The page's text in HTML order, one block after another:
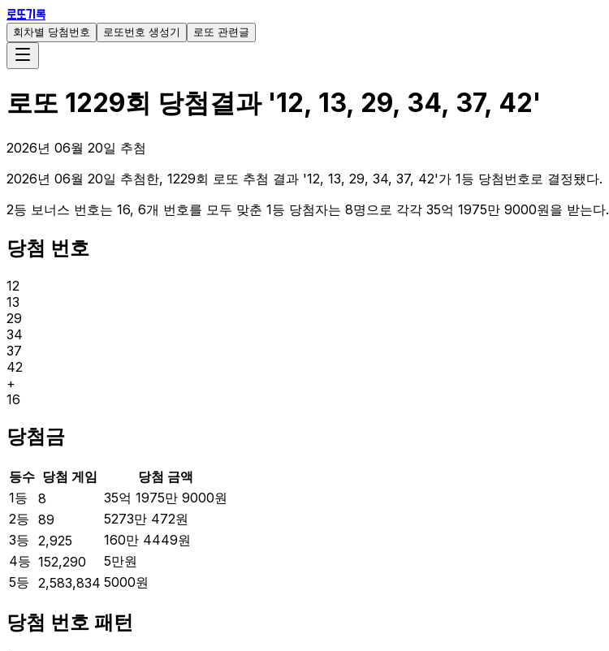
로또기록
회차별 당첨번호 로또번호 생성기 로또 관련글
로또 1229회 당첨결과'12, 13, 29, 34, 37, 42'
2026년 06월 20일 추첨
2026년 06월 20일 추첨한, 1229회 로또 추첨 결과 '12, 13, 29, 34, 37, 42'가 1등 당첨번호로 결정됐다.
2등 보너스 번호는 16, 6개 번호를 모두 맞춘 1등 당첨자는 8명으로 각각 35억 1975만 9000원을 받는다.
당첨 번호
12
13
29
34
37
42
+
16
당첨금
등수 당첨 게임
당첨 금액
1등
8 35억 1975만 9000원
2등 89 5273만 472원
3등 2,925 160만 4449원
4등 152,290 5만원
5등 2,583,834 5000원
당첨 번호 패턴